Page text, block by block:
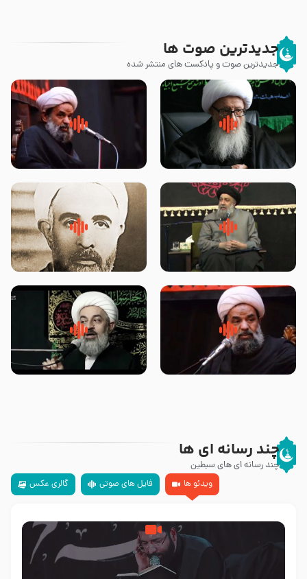
جدیدترین صوت ها
جدیدترین صوت و پادکست های منتشر شده
زوّار اربعین امام حسین (علیه
السلام) با این اشتیاق به زیارت
روضه جانسوز پاره های جگر امام
حسن مجتبی علیه السلام-حجت
لقب حضرت رقیه سلام الله علیها به
چه معناست – حجت الاسلام علوی
روضه‌ی مجلس یزید ملعون و
اسارت اهل‌بیت علیهم‌السلام –
محدث زاده
سلام جوانی که امام حسین علیه
السلام خودش جوابش را دادند
زیارتی که اسباب رزق زیاد و عمر
طولانی است حجت السلام حسین
چند رسانه ای ها
چند رسانه ای های سبطین
ویدئو ها
فایل های صوتی گالری عکس